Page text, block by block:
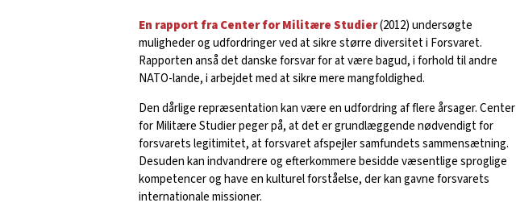
En rapport fra Center for Militære Studier(2012) undersøgte
muligheder og udfordringer ved at sikre større diversitet i Forsvaret.
Rapporten anså det danske forsvar for at være bagud, i forhold til andre
NATO-lande, i arbejdet med at sikre mere mangfoldighed.
Den dårlige repræsentation kan være en udfordring af flere årsager. Center
for Militære Studier peger på, at det er grundlæggende nødvendigt for
forsvarets legitimitet, at forsvaret afspejler samfundets sammensætning.
Desuden kan indvandrere og efterkommere besidde væsentlige sproglige
kompetencer og have en kulturel forståelse, der kan gavne forsvarets
internationale missioner.